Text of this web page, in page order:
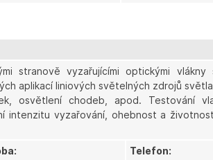
stranově vyzařujícími optickými vlákny
aplikací liniových světelných zdrojů
osvětlení chodeb, apod. Testování
intenzitu vyzařování, ohebnost a
Telefon: